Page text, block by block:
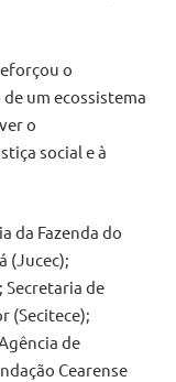
o
um ecossistema
o
social e à
da Fazenda do
(Jucec);
Secretaria de
(Secitece);
de
Cearense